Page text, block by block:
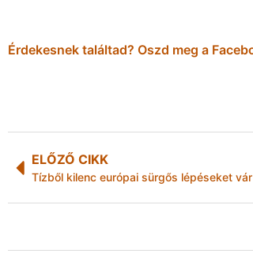
Érdekesnek találtad? Oszd meg a
ELŐZŐ CIKK